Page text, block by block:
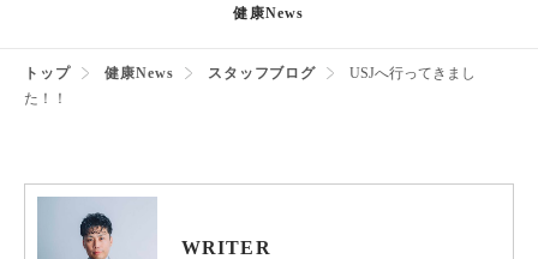
健康News
トップ 健康News スタッフブログ
USJへ行ってきまし
た！！
WRITER